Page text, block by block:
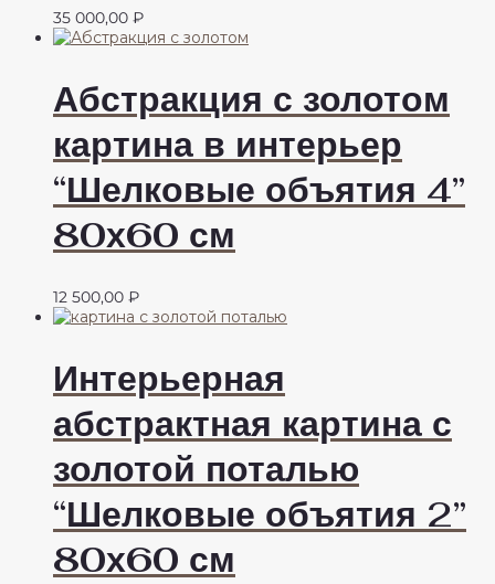
35 000,00 ₽
Абстракция с золотом
картина в интерьер
“Шелковые объятия 4”
80х60 см
12 500,00 ₽
Интерьерная
абстрактная картина с
золотой поталью
“Шелковые объятия 2”
80х60 см